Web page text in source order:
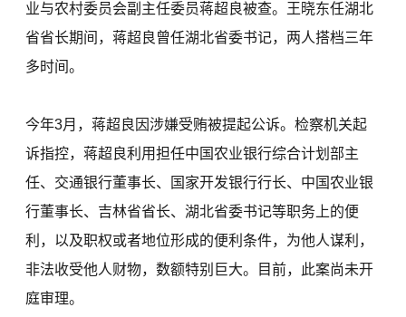
业与农村委员会副主任委员蒋超良被查。王晓东任湖北
省省长期间，蒋超良曾任湖北省委书记，两人搭档三年
多时间。
今年3月，蒋超良因涉嫌受贿被提起公诉。检察机关起
诉指控，蒋超良利用担任中国农业银行综合计划部主
任、交通银行董事长、国家开发银行行长、中国农业银
行董事长、吉林省省长、湖北省委书记等职务上的便
利，以及职权或者地位形成的便利条件，为他人谋利，
非法收受他人财物，数额特别巨大。目前，此案尚未开
庭审理。